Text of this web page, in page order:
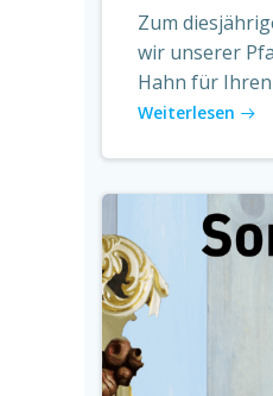
Zum
wir unserer
Hahn für
Weiterlesen